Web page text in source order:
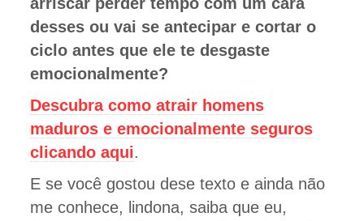
desses ou vai se antecipar e cortar o
ciclo antes que ele te desgaste
emocionalmente?
Descubra como atrair homens
maduros e emocionalmente seguros
clicando aqui.
E se você gostou dese texto e ainda não
me conhece, lindona, saiba que eu,